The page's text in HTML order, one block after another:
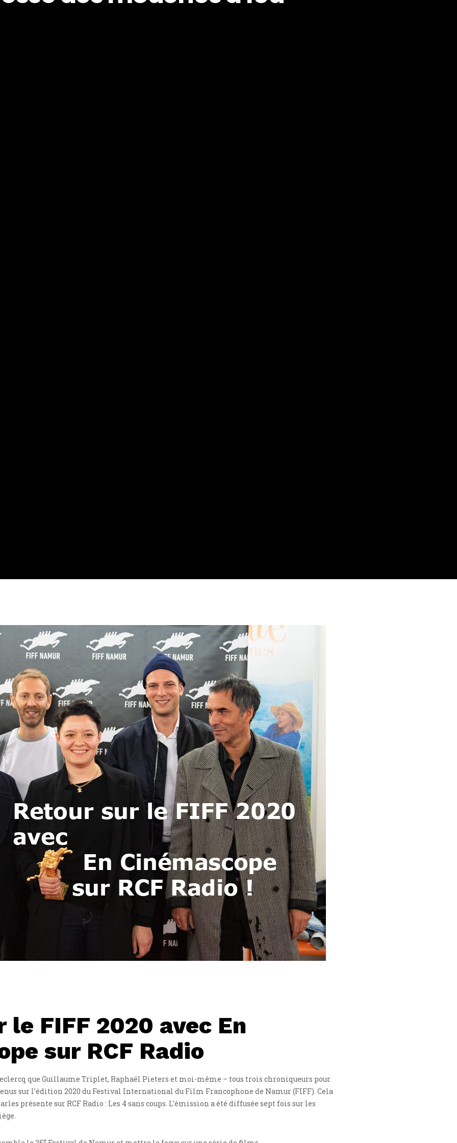
le FIFF 2020 avec En
sur RCF Radio
que Guillaume Triplet, Raphaël Pieters et moi-même – tous trois chroniqueurs pour
sur l’édition 2020 du Festival International du Film Francophone de Namur (FIFF). Cela
présente sur RCF Radio : Les 4 sans coups. L’émission a été diffusée sept fois sur les
e